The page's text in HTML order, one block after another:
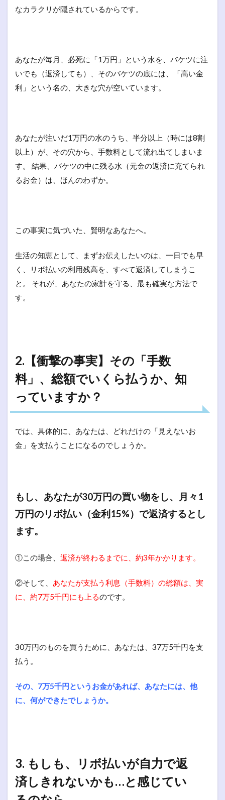
なカラクリが隠されているからです。
あなたが毎月、必死に「1万円」という水を、バケツに注
いでも（返済しても）、そのバケツの底には、「高い金
利」という名の、大きな穴が空いています。
あなたが注いだ1万円の水のうち、半分以上（時には8割
以上）が、その穴から、手数料として流れ出てしまいま
す。 結果、バケツの中に残る水（元金の返済に充てられ
るお金）は、ほんのわずか。
この事実に気づいた、賢明なあなたへ。
生活の知恵として、まずお伝えしたいのは、一日でも早
く、リボ払いの利用残高を、すべて返済してしまうこ
と。 それが、あなたの家計を守る、最も確実な方法で
す。
2.【衝撃の事実】その「手数
料」、総額でいくら払うか、知
っていますか？
では、具体的に、あなたは、どれだけの「見えないお
金」を支払うことになるのでしょうか。
もし、あなたが30万円の買い物をし、月々1
万円のリボ払い（金利15%）で返済するとし
ます。
①この場合、 返済が終わるまでに、約3年かかります。
②そして、 あなたが支払う利息（手数料）の総額は、実
に、約7万5千円にも上るのです。
30万円のものを買うために、あなたは、37万5千円を支
払う。
その、7万5千円というお金があれば、あなたには、他
に、何ができたでしょうか。
3. もしも、リボ払いが自力で返
済しきれないかも…と感じてい